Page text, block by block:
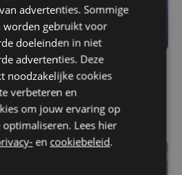
| 21:30
vechtpartij, is na
advertenties. Sommige
worden gebruikt voor
doeleinden in niet
advertenties. Deze
noodzakelijke cookies
verbeteren en
om jouw ervaring op
Lees hier
en cookiebeleid.